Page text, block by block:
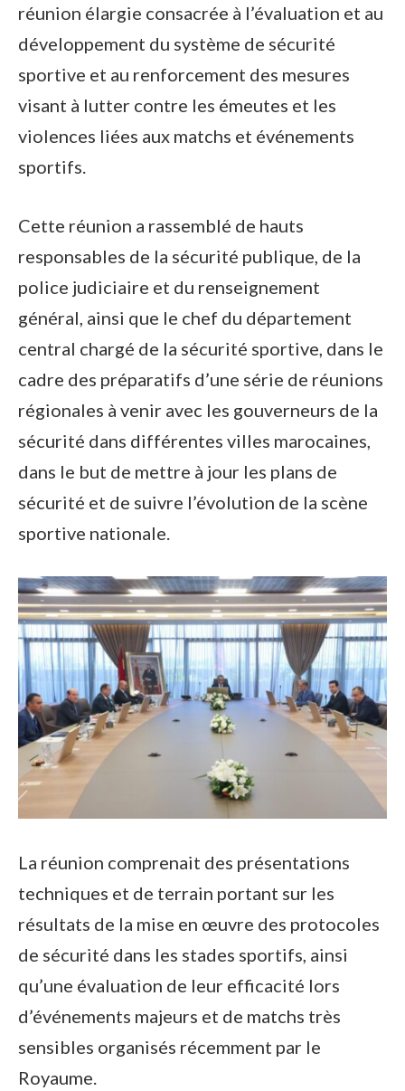
réunion élargie consacrée à l’évaluation et au
développement du système de sécurité
sportive et au renforcement des mesures
visant à lutter contre les émeutes et les
violences liées aux matchs et événements
sportifs.
Cette réunion a rassemblé de hauts
responsables de la sécurité publique, de la
police judiciaire et du renseignement
général, ainsi que le chef du département
central chargé de la sécurité sportive, dans le
cadre des préparatifs d’une série de réunions
régionales à venir avec les gouverneurs de la
sécurité dans différentes villes marocaines,
dans le but de mettre à jour les plans de
sécurité et de suivre l’évolution de la scène
sportive nationale.
La réunion comprenait des présentations
techniques et de terrain portant sur les
résultats de la mise en œuvre des protocoles
de sécurité dans les stades sportifs, ainsi
qu’une évaluation de leur efficacité lors
d’événements majeurs et de matchs très
sensibles organisés récemment par le
Royaume.